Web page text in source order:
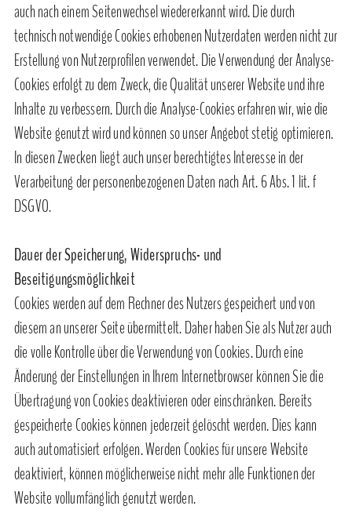
auch nach einem Seitenwechsel wiedererkannt wird. Die durch
technisch notwendige Cookies erhobenen Nutzerdaten werden nicht zur
Erstellung von Nutzerprofilen verwendet. Die Verwendung der Analyse-
Cookies erfolgt zu dem Zweck, die Qualität unserer Website und ihre
Inhalte zu verbessern. Durch die Analyse-Cookies erfahren wir, wie die
Website genutzt wird und können so unser Angebot stetig optimieren.
In diesen Zwecken liegt auch unser berechtigtes Interesse in der
Verarbeitung der personenbezogenen Daten nach Art. 6 Abs. 1 lit. f
DSGVO.
Dauer der Speicherung, Widerspruchs- und
Beseitigungsmöglichkeit
Cookies werden auf dem Rechner des Nutzers gespeichert und von
diesem an unserer Seite übermittelt. Daher haben Sie als Nutzer auch
die volle Kontrolle über die Verwendung von Cookies. Durch eine
Änderung der Einstellungen in Ihrem Internetbrowser können Sie die
Übertragung von Cookies deaktivieren oder einschränken. Bereits
gespeicherte Cookies können jederzeit gelöscht werden. Dies kann
auch automatisiert erfolgen. Werden Cookies für unsere Website
deaktiviert, können möglicherweise nicht mehr alle Funktionen der
Website vollumfänglich genutzt werden.